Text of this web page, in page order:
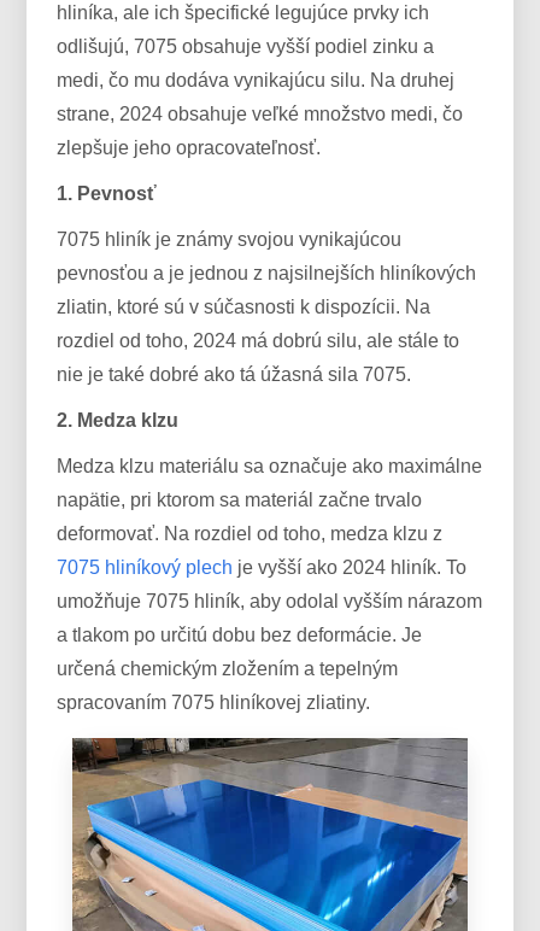
hliníka, ale ich špecifické legujúce prvky ich
odlišujú, 7075 obsahuje vyšší podiel zinku a
medi, čo mu dodáva vynikajúcu silu. Na druhej
strane, 2024 obsahuje veľké množstvo medi, čo
zlepšuje jeho opracovateľnosť.
1. Pevnosť
7075 hliník je známy svojou vynikajúcou
pevnosťou a je jednou z najsilnejších hliníkových
zliatin, ktoré sú v súčasnosti k dispozícii. Na
rozdiel od toho, 2024 má dobrú silu, ale stále to
nie je také dobré ako tá úžasná sila 7075.
2. Medza klzu
Medza klzu materiálu sa označuje ako maximálne
napätie, pri ktorom sa materiál začne trvalo
deformovať. Na rozdiel od toho, medza klzu z
7075 hliníkový plech je vyšší ako 2024 hliník. To
umožňuje 7075 hliník, aby odolal vyšším nárazom
a tlakom po určitú dobu bez deformácie. Je
určená chemickým zložením a tepelným
spracovaním 7075 hliníkovej zliatiny.